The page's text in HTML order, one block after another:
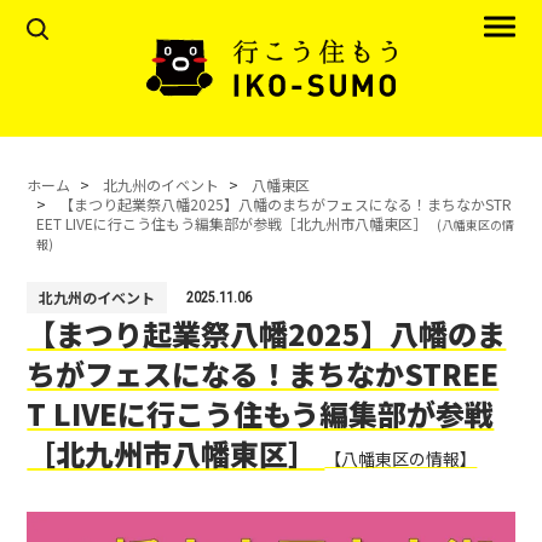
ホーム 北九州のイベント
八幡東区
【まつり起業祭八幡2025】八幡のまちがフェスになる！まちなかSTR
EET LIVEに行こう住もう編集部が参戦［北九州市八幡東区］
(八幡東区の情
報)
北九州のイベント 2025.11.06
【まつり起業祭八幡2025】八幡のま
ちがフェスになる！まちなかSTREE
T LIVEに行こう住もう編集部が参戦
［北九州市八幡東区］
【八幡東区の情報】